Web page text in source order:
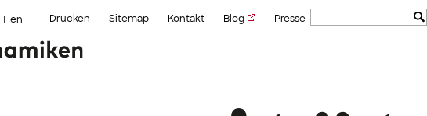
en Drucken Sitemap Kontakt Blog Presse